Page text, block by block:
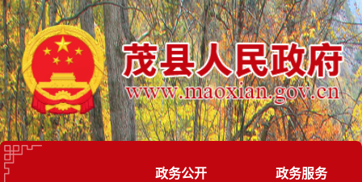
政务公开 政务服务